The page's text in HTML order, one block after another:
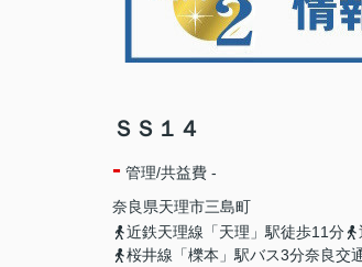
ＳＳ１４
- 管理/共益費 -
奈良県天理市三島町
近鉄天理線「天理」駅徒歩11分
桜井線「櫟本」駅バス3分奈良交